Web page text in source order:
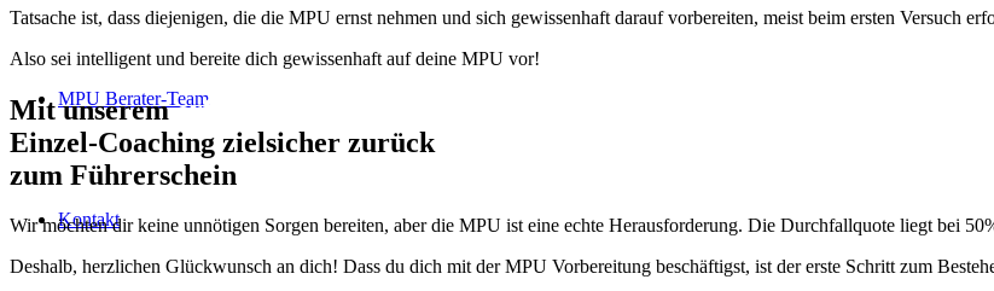
MPU Berater-Team
Kontakt
Tatsache ist, dass diejenigen, die die MPU ernst nehmen und sich gewissenhaft darauf vorbereiten, meist beim ersten Versuch
Also sei intelligent und bereite dich gewissenhaft auf deine MPU vor!
Mit unseremerfolgsbewährten
Einzel-Coaching zielsicher zurück
zum Führerschein
Wir möchten dir keine unnötigen Sorgen bereiten, aber die MPU ist eine echte Herausforderung. Die Durchfallquote liegt bei
Deshalb, herzlichen Glückwunsch an dich! Dass du dich mit der MPU Vorbereitung beschäftigst, ist der erste Schritt zum